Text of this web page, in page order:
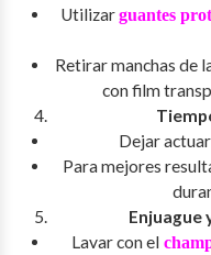
Utilizarguantes
Retirar manchas de
con film
Dejar actuar
Para mejores
Enjuague
Lavar con el